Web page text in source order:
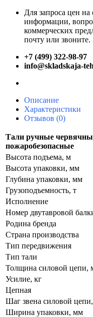
Для запроса цен на
информации,
коммерческих
почту или звоните.
+7 (499) 322-98-97
info@skladskaja-
Описание
Характеристики
Отзывов (0)
Тали ручные
пожаробезопасные
Высота подъема, м
Высота упаковки, мм
Глубина упаковки, мм
Грузоподъемность, т
Исполнение
Номер двутавровой
Родина бренда
Страна производства
Тип передвижения
Тип тали
Толщина силовой цепи,
Усилие, кг
Цепная
Шаг звена силовой
Ширина упаковки, мм